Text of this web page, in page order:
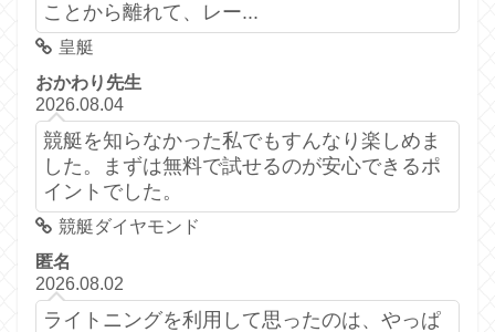
ことから離れて、レー...
皇艇
おかわり先生
2026.08.04
競艇を知らなかった私でもすんなり楽しめま
した。まずは無料で試せるのが安心できるポ
イントでした。
競艇ダイヤモンド
匿名
2026.08.02
ライトニングを利用して思ったのは、やっぱ